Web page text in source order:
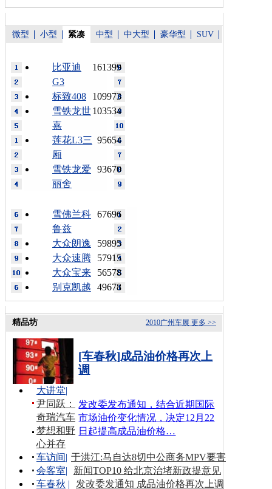
微型 小型 紧凑 中型 中大型 豪华型 SUV
161399
比亚迪
G3
109973
标致408
103534
雪铁龙世
嘉
95654
莲花L3三
厢
93670
雪铁龙爱
丽舍
67696
雪佛兰科
鲁兹
59895
大众朗逸
57915
大众速腾
56578
大众宝来
49678
别克凯越
更多 >>
2010广州车展
精品坊
[车春秋]成品油价格再次上
调
发改委发布通知，结合近期国际
市场油价变化情况，决定12月22
日起提高成品油价格…
大讲堂|
尹同跃：
奇瑞汽车
梦想和野
心并存
车访间| 于洪江:马自达8切中公商务MPV要害
会客室|
新闻TOP10 给北京治堵新政提意见
车春秋 | 发改委发通知 成品油价格再次上调